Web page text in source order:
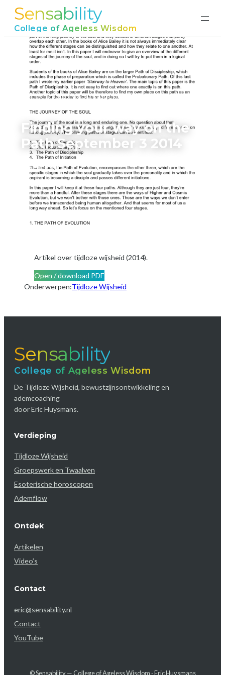
naarSensability
College of Ageless Wisdom
Home › Finding your way on the Path September 3
Finding your way on the
Path September 3 2014
juni 17, 2026
Artikel over tijdloze wijsheid (2014).
Open / download PDF
Onderwerpen:Tijdloze Wijsheid
Sensability
College of Ageless Wisdom
De Tijdloze Wijsheid, bewustzijnsontwikkeling en
ademcoaching
door Eric Huysmans.
Verdieping
Tijdloze Wijsheid
Groepswerk en Twaalven
Esoterische horoscopen
Ademflow
Ontdek
Artikelen
Video’s
Contact
eric@sensability.nl
Contact
YouTube
© Sensability — College of Ageless Wisdom · Eric Huysmans